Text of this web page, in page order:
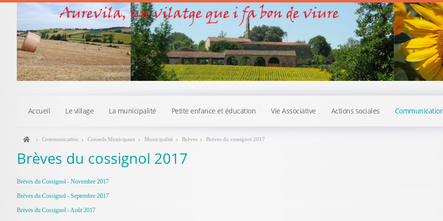
Accueil Le village La municipalité Petite enfance et éducation Vie Associative Actions sociales
Communication Conseils Municipaux Municipalité Brèves Brèves du cossignol 2017
Brèves du cossignol 2017
Brèves du Cossignol - Novembre 2017
Brèves du Cossignol - Septembre 2017
Brèves du Cossignol - Août 2017